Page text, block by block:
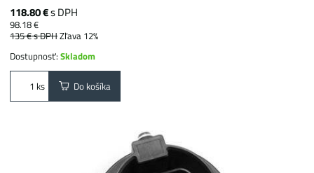
118.80 €s DPH
98.18 €
135 €s DPHZľava 12%
Dostupnosť:Skladom
ks Do košíka